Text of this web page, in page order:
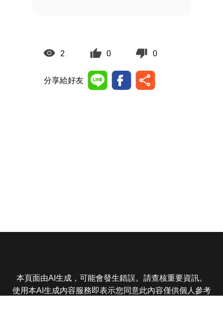
2 0 0
分享給好友
本頁面由AI生成，可能會發生錯誤。請查核重要資訊。
使用本AI生成內容服務即表示您同意此內容僅供個人參考